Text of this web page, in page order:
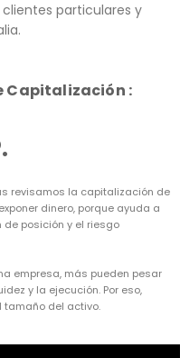
particulares y
Capitalización :
revisamos la capitalización de
dinero, porque ayuda a
posición y el riesgo
empresa, más pueden pesar
y la ejecución. Por eso,
tamaño del activo.